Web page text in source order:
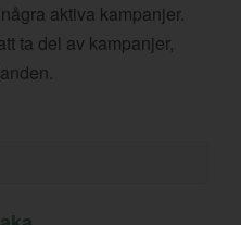
aktiva kampanjer.
ta del av kampanjer,